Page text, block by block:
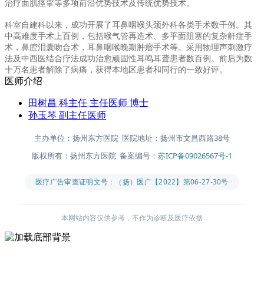
治疗面肌痉挛等多项前沿优势技术及传统优势技术。
科室自建科以来，成功开展了耳鼻咽喉头颈外科各类手术数千例。其
中高难度手术上百例，包括喉气管再造术、多平面阻塞的复杂鼾症手
术，鼻腔泪囊吻合术，耳鼻咽喉晚期肿瘤手术等。采用物理声刺激疗
法及中西医结合疗法成功治愈顽固性耳鸣耳聋患者数百例。前后为数
十万名患者解除了病痛，获得本地区患者和同行的一致好评。
医师介绍
田树昌 科主任 主任医师 博士
孙玉琴 副主任医师
主办单位：扬州东方医院 医院地址：扬州市文昌西路38号
版权所有：扬州东方医院 备案编号： 苏ICP备09026567号-1
医疗广告审查证明文号：（扬）医广【2022】第06-27-30号
本网站内容仅供参考，不作为诊断及医疗依据